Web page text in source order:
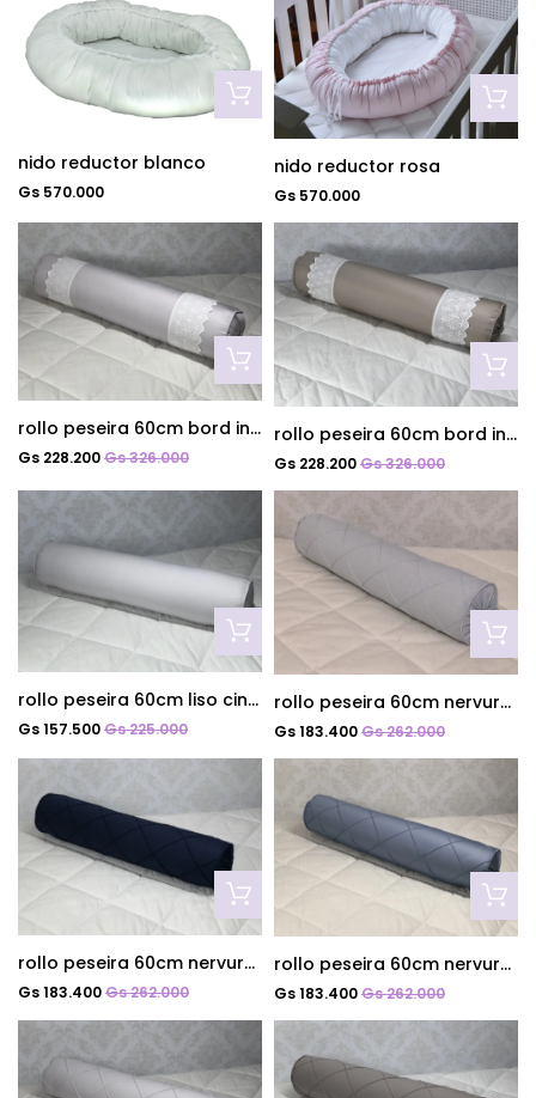
nido reductor blanco
Gs 570.000
nido reductor rosa
Gs 570.000
rollo peseira 60cm bord ingles cinza
Gs 228.200Gs 326.000
rollo peseira 60cm bord ingles fendi
Gs 228.200Gs 326.000
rollo peseira 60cm liso cinza
Gs 157.500Gs 225.000
rollo peseira 60cm nervurado azul celeste
Gs 183.400Gs 262.000
rollo peseira 60cm nervurado azul marinho
Gs 183.400Gs 262.000
rollo peseira 60cm nervurado azul diamante
Gs 183.400Gs 262.000